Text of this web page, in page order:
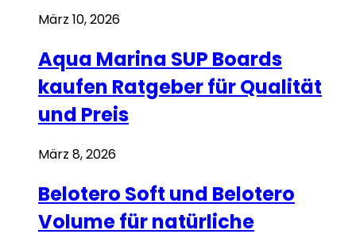
März 10, 2026
Aqua Marina SUP Boards
kaufen Ratgeber für Qualität
und Preis
März 8, 2026
Belotero Soft und Belotero
Volume für natürliche